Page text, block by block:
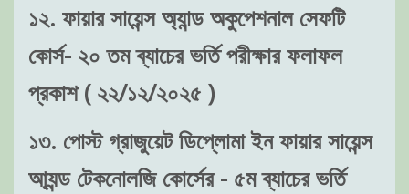
১২. ফায়ার সায়েন্স অ্যান্ড অকুপেশনাল সেফটি
কোর্স- ২০ তম ব্যাচের ভর্তি পরীক্ষার ফলাফল
প্রকাশ ( ২২/১২/২০২৫ )
১৩. পোস্ট গ্রাজুয়েট ডিপ্লোমা ইন ফায়ার সায়েন্স
আ্যন্ড টেকনোলজি কোর্সের - ৫ম ব্যাচের ভর্তি